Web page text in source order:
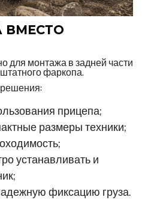
ВМЕСТО
для монтажа в задней части
фаркопа.
прицепа;
размеры техники;
устанавливать и
фиксацию груза.